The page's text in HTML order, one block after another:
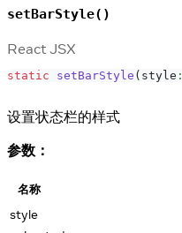
setBarStyle()
React JSX
static setBarStyle ( style :
设置状态栏的样式
参数：
名称
style